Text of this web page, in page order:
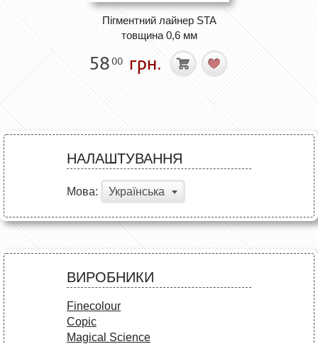
Пігментний лайнер STA
товщина 0,6 мм
5800 грн.
НАЛАШТУВАННЯ
Мова: Українська
ВИРОБНИКИ
Finecolour
Copic
Magical Science